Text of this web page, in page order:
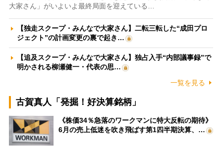
大家さん」がいよいよ最終局面を迎えている…
【独走スクープ・みんなで大家さん】二転三転した“成田プロ
ジェクト”の計画変更の裏で起き…
【追及スクープ・みんなで大家さん】独占入手“内部議事録”で
明かされる柳瀬健一・代表の思…
一覧を見る
古賀真人「発掘！好決算銘柄」
《株価34％急落のワークマンに特大反転の期待》
6月の売上低迷を吹き飛ばす第1四半期決算、…